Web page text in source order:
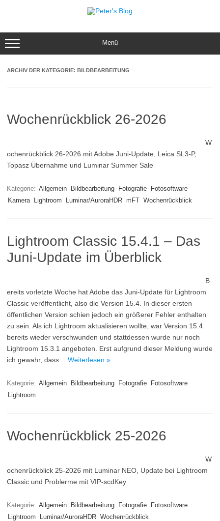
Menü
ARCHIV DER KATEGORIE: BILDBEARBEITUNG
Wochenrückblick 26-2026
W
ochenrückblick 26-2026 mit Adobe Juni-Update, Leica SL3-P,
Topasz Übernahme und Luminar Summer Sale
Kategorie: Allgemein Bildbearbeitung Fotografie
Fotosoftware
Kamera
Lightroom Luminar/AuroraHDR mFT Wochenrückblick
Lightroom Classic 15.4.1 – Das
Juni-Update im Überblick
B
ereits vorletzte Woche hat Adobe das Juni-Update für Lightroom
Classic veröffentlicht, also die Version 15.4. In dieser ersten
öffentlichen Version schien jedoch ein größerer Fehler enthalten
zu sein. Als ich Lightroom aktualisieren wollte, war Version 15.4
bereits wieder verschwunden und stattdessen wurde nur noch
Lightroom 15.3.1 angeboten. Erst aufgrund dieser Meldung wurde
ich gewahr, dass… Weiterlesen »
Kategorie: Allgemein Bildbearbeitung Fotografie
Fotosoftware
Lightroom
Wochenrückblick 25-2026
W
ochenrückblick 25-2026 mit Luminar NEO, Update bei Lightroom
Classic und Problerme mit VIP-scdKey
Kategorie: Allgemein Bildbearbeitung Fotografie
Fotosoftware
Lightroom
Luminar/AuroraHDR Wochenrückblick